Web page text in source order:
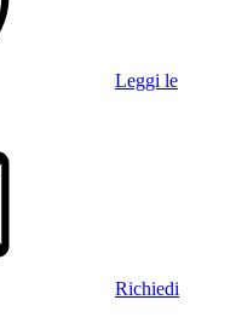
Leggi le
Richiedi